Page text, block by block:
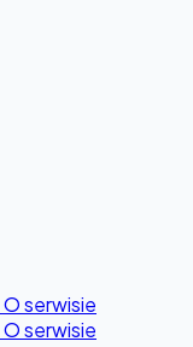
O serwisie
O serwisie